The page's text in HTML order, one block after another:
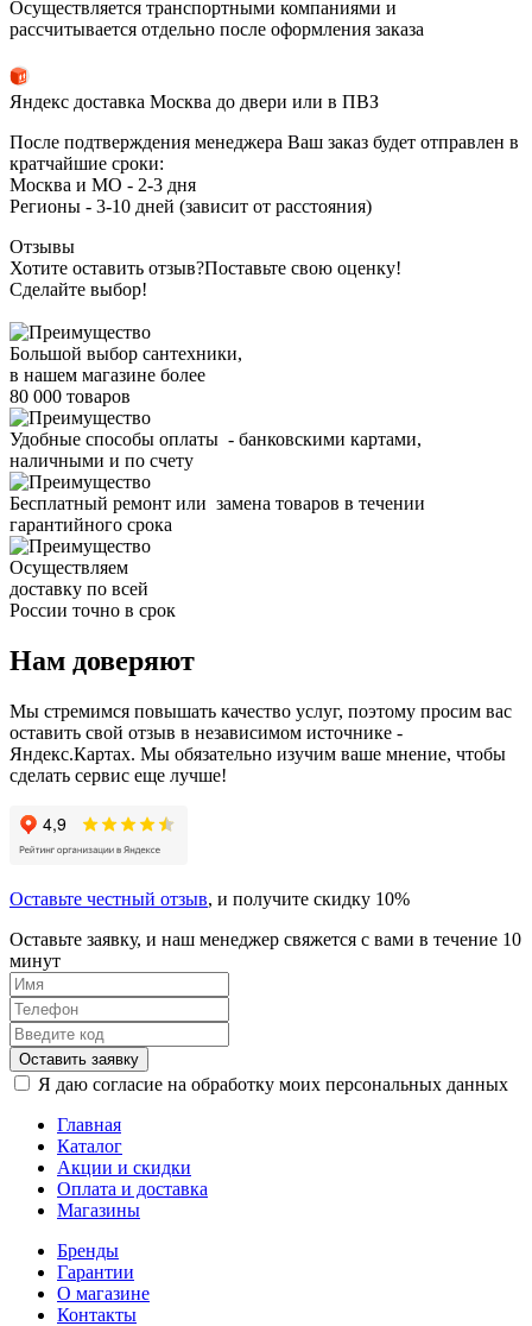
Осуществляется транспортными компаниями и
рассчитывается отдельно после оформления заказа
Яндекс доставка Москва до двери или в ПВЗ
После подтверждения менеджера Ваш заказ будет отправлен в
кратчайшие сроки:
Москва и МО - 2-3 дня
Регионы - 3-10 дней (зависит от расстояния)
Отзывы
Хотите оставить отзыв?Поставьте свою оценку!
Сделайте выбор!
Большой выбор сантехники,
в нашем магазине более
80 000 товаров
Удобные способы оплаты - банковскими картами,
наличными и по счету
Бесплатный ремонт или замена товаров в течении
гарантийного срока
Осуществляем
доставку по всей
России точно в срок
Нам доверяют
Мы стремимся повышать качество услуг, поэтому просим вас
оставить свой отзыв в независимом источнике -
Яндекс.Картах. Мы обязательно изучим ваше мнение, чтобы
сделать сервис еще лучше!
Оставьте честный отзыв, и получите скидку 10%
Оставьте заявку, и наш менеджер свяжется с вами в течение 10
минут
Оставить заявку
Я даю согласие на обработку моих персональных данных
Главная
Каталог
Акции и скидки
Оплата и доставка
Магазины
Бренды
Гарантии
О магазине
Контакты